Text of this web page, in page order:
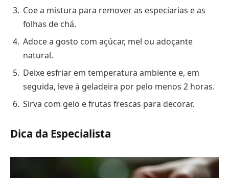
Coe a mistura para remover as especiarias e as
folhas de chá.
Adoce a gosto com açúcar, mel ou adoçante
natural.
Deixe esfriar em temperatura ambiente e, em
seguida, leve à geladeira por pelo menos 2 horas.
Sirva com gelo e frutas frescas para decorar.
Dica da Especialista